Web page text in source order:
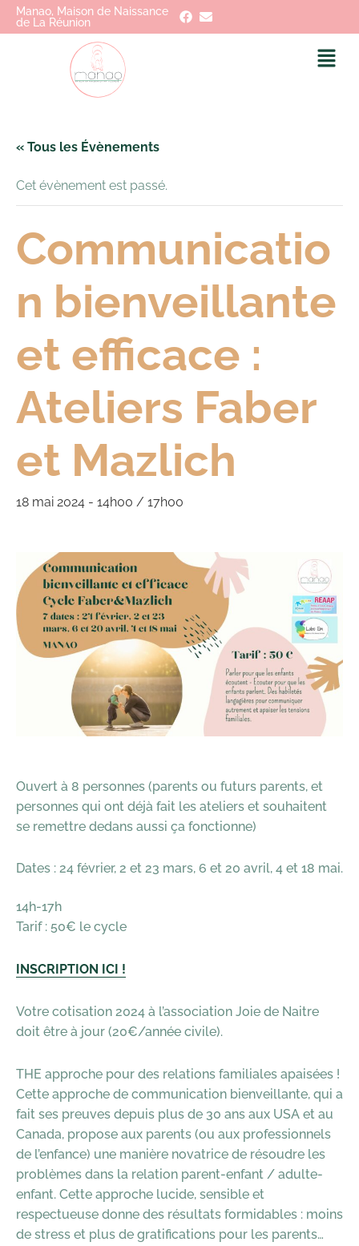
Manao, Maison de Naissance
de La Réunion
« Tous les Évènements
Cet évènement est passé.
Communicatio
n bienveillante
et efficace :
Ateliers Faber
et Mazlich
18 mai 2024 - 14h00 / 17h00
Ouvert à 8 personnes (parents ou futurs parents, et
personnes qui ont déjà fait les ateliers et souhaitent
se remettre dedans aussi ça fonctionne)
Dates : 24 février, 2 et 23 mars, 6 et 20 avril, 4 et 18 mai.
14h-17h
Tarif : 50€ le cycle
INSCRIPTION ICI !
Votre cotisation 2024 à l’association Joie de Naitre
doit être à jour (20€/année civile).
THE approche pour des relations familiales apaisées !
Cette approche de communication bienveillante, qui a
fait ses preuves depuis plus de 30 ans aux USA et au
Canada, propose aux parents (ou aux professionnels
de l’enfance) une manière novatrice de résoudre les
problèmes dans la relation parent-enfant / adulte-
enfant. Cette approche lucide, sensible et
respectueuse donne des résultats formidables : moins
de stress et plus de gratifications pour les parents…